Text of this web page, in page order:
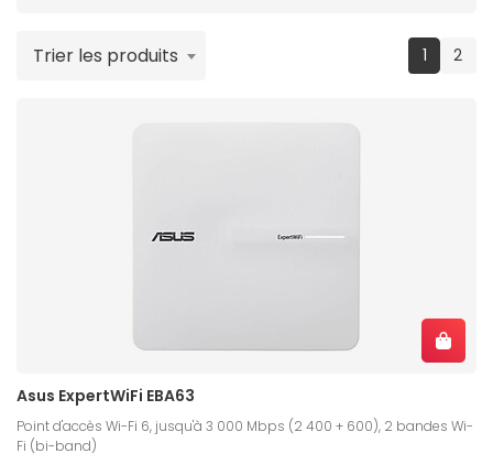
1 2
Trier les produits
Asus ExpertWiFi EBA63
Point d'accès Wi-Fi 6, jusqu'à 3 000 Mbps (2 400 + 600), 2 bandes Wi-
Fi (bi-band)